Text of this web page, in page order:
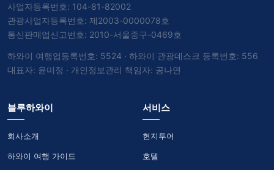
사업자등록번호: 104-81-82002
관광사업자등록번호: 제2003-0000078호
통신판매업신고번호: 2010-서울중구-0469호
하와이 여행업등록번호: 5524 · 하와이 관광데스크 등록번호: 556
대표자: 윤미정 · 개인정보관리 책임자: 공나연
블루하와이
회사소개
하와이 여행 가이드
서비스
현지투어
호텔